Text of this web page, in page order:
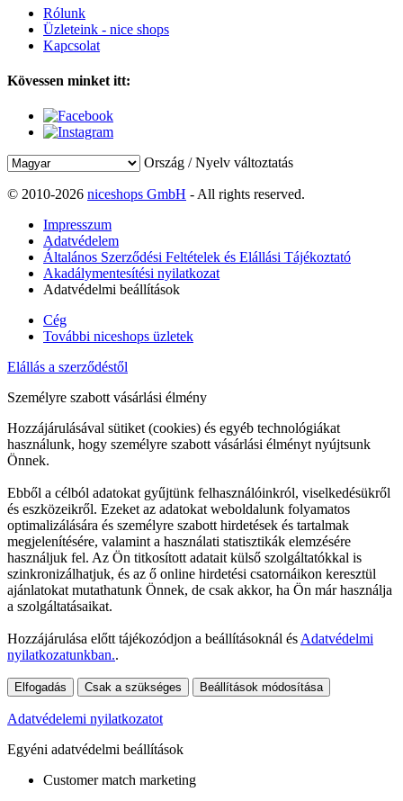
Rólunk
Üzleteink - nice shops
Kapcsolat
Kövessen minket itt:
Ország / Nyelv változtatás
© 2010-2026 niceshops GmbH - All rights reserved.
Impresszum
Adatvédelem
Általános Szerződési Feltételek és Elállási Tájékoztató
Akadálymentesítési nyilatkozat
Adatvédelmi beállítások
Cég
További niceshops üzletek
Elállás a szerződéstől
Személyre szabott vásárlási élmény
Hozzájárulásával sütiket (cookies) és egyéb technológiákat
használunk, hogy személyre szabott vásárlási élményt nyújtsunk
Önnek.
Ebből a célból adatokat gyűjtünk felhasználóinkról, viselkedésükről
és eszközeikről. Ezeket az adatokat weboldalunk folyamatos
optimalizálására és személyre szabott hirdetések és tartalmak
megjelenítésére, valamint a használati statisztikák elemzésére
használjuk fel. Az Ön titkosított adatait külső szolgáltatókkal is
szinkronizálhatjuk, és az ő online hirdetési csatornáikon keresztül
ajánlatokat mutathatunk Önnek, de csak akkor, ha Ön már használja
a szolgáltatásaikat.
Hozzájárulása előtt tájékozódjon a beállításoknál és Adatvédelmi
nyilatkozatunkban..
Elfogadás Csak a szükséges Beállítások módosítása
Adatvédelemi nyilatkozatot
Egyéni adatvédelmi beállítások
Customer match marketing